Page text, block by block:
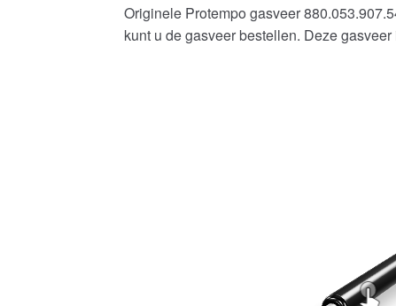
Originele Protempo gasveer
kunt u de gasveer bestellen. Deze